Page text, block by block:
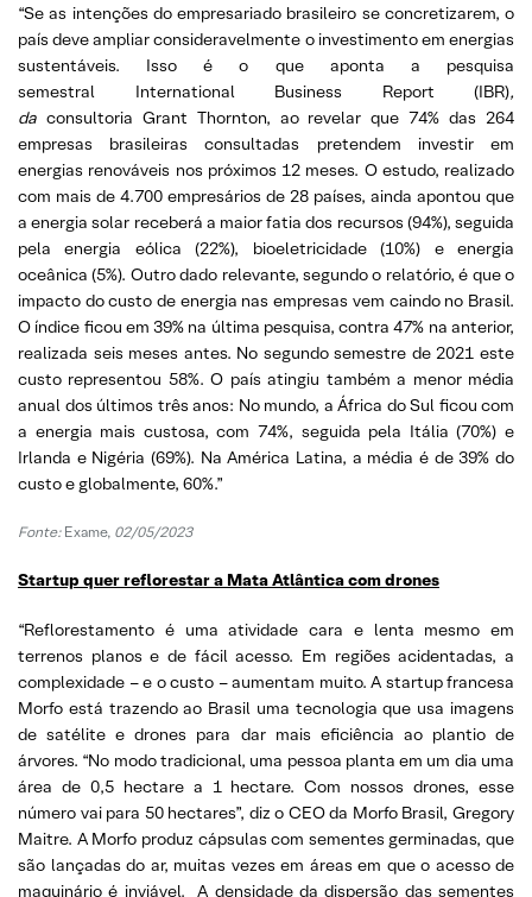
“Se as intenções do empresariado brasileiro se concretizarem, o
país deve ampliar consideravelmente o investimento em energias
sustentáveis. Isso é o que aponta a pesquisa
semestral International Business Report (IBR),
da consultoria Grant Thornton, ao revelar que 74% das 264
empresas brasileiras consultadas pretendem investir em
energias renováveis nos próximos 12 meses. O estudo, realizado
com mais de 4.700 empresários de 28 países, ainda apontou que
a energia solar receberá a maior fatia dos recursos (94%), seguida
pela energia eólica (22%), bioeletricidade (10%) e energia
oceânica (5%). Outro dado relevante, segundo o relatório, é que o
impacto do custo de energia nas empresas vem caindo no Brasil.
O índice ficou em 39% na última pesquisa, contra 47% na anterior,
realizada seis meses antes. No segundo semestre de 2021 este
custo representou 58%. O país atingiu também a menor média
anual dos últimos três anos: No mundo, a África do Sul ficou com
a energia mais custosa, com 74%, seguida pela Itália (70%) e
Irlanda e Nigéria (69%). Na América Latina, a média é de 39% do
custo e globalmente, 60%.”
Fonte: Exame, 02/05/2023
Startup quer reflorestar a Mata Atlântica com drones
“Reflorestamento é uma atividade cara e lenta mesmo em
terrenos planos e de fácil acesso. Em regiões acidentadas, a
complexidade – e o custo – aumentam muito. A startup francesa
Morfo está trazendo ao Brasil uma tecnologia que usa imagens
de satélite e drones para dar mais eficiência ao plantio de
árvores. “No modo tradicional, uma pessoa planta em um dia uma
área de 0,5 hectare a 1 hectare. Com nossos drones, esse
número vai para 50 hectares”, diz o CEO da Morfo Brasil, Gregory
Maitre. A Morfo produz cápsulas com sementes germinadas, que
são lançadas do ar, muitas vezes em áreas em que o acesso de
maquinário é inviável. A densidade da dispersão das sementes